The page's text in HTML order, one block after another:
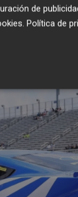
de
. Política de